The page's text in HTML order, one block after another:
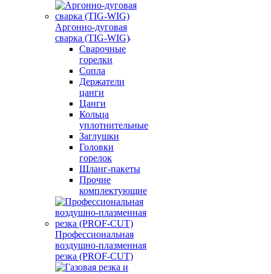
Аргонно-дуговая
сварка (TIG-WIG)
Сварочные
горелки
Сопла
Держатели
цанги
Цанги
Кольца
уплотнительные
Заглушки
Головки
горелок
Шланг-пакеты
Прочие
комплектующие
Профессиональная
воздушно-плазменная
резка (PROF-CUT)